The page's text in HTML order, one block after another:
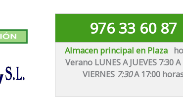
976 33 60 87
Almacen principal en Plaza
Verano LUNES A JUEVES 7:30 A
VIERNES 7:30A 17:00